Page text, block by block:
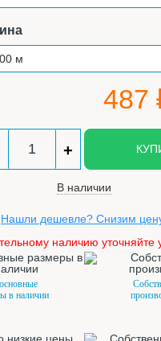
487
+
В наличии
Нашли дешевле? Снизим
наличию уточняйте
в наличии